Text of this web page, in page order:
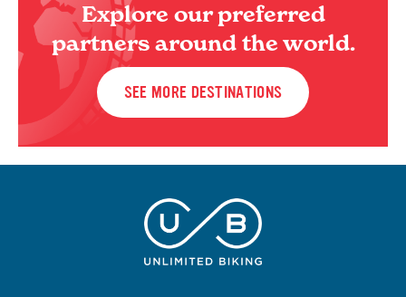
Explore our preferred
partners around the world.
SEE MORE DESTINATIONS